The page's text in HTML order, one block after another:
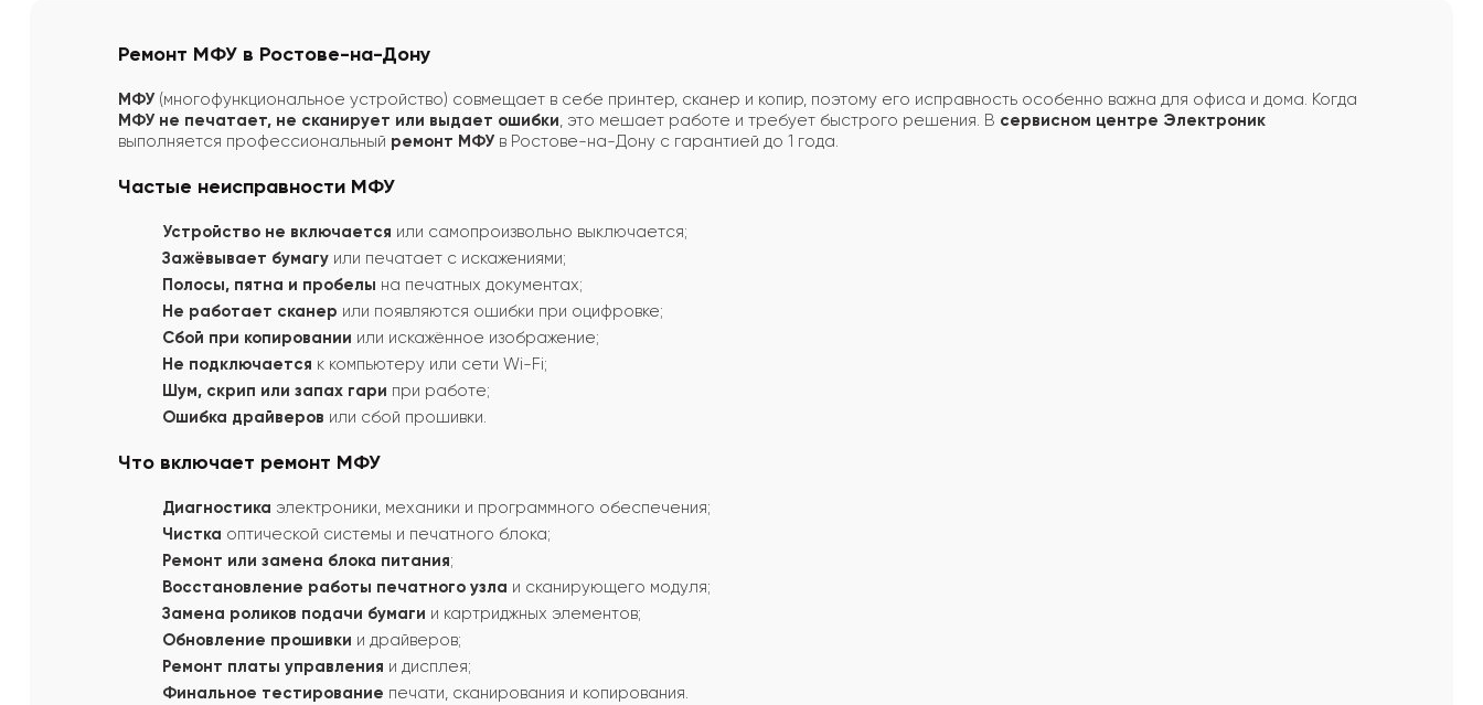
Ремонт МФУ в Ростове-на-Дону
МФУ (многофункциональное устройство) совмещает в себе принтер, сканер и копир, поэтому его исправность особенно важна для офиса и дома. Когда
МФУ не печатает, не сканирует или выдает ошибки, это мешает работе и требует быстрого решения. В сервисном центре Электроник
выполняется профессиональный ремонт МФУ в Ростове-на-Дону с гарантией до 1 года.
Частые неисправности МФУ
Устройство не включается или самопроизвольно выключается;
Зажёвывает бумагу или печатает с искажениями;
Полосы, пятна и пробелы на печатных документах;
Не работает сканер или появляются ошибки при оцифровке;
Сбой при копировании или искажённое изображение;
Не подключается к компьютеру или сети Wi-Fi;
Шум, скрип или запах гари при работе;
Ошибка драйверов или сбой прошивки.
Что включает ремонт МФУ
Диагностика электроники, механики и программного обеспечения;
Чистка оптической системы и печатного блока;
Ремонт или замена блока питания;
Восстановление работы печатного узла и сканирующего модуля;
Замена роликов подачи бумаги и картриджных элементов;
Обновление прошивки и драйверов;
Ремонт платы управления и дисплея;
Финальное тестирование печати, сканирования и копирования.